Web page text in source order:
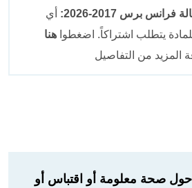
برس 2017-2026:
أي
يتطلب اشتراكاً. اضغطواهنا
المزيد من التفاصيل
صحة معلومة أو اقتباس أو